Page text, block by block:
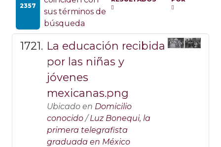
2357
sus términos de
búsqueda
La educación recibida
por las niñas y
jóvenes
mexicanas.png
Ubicado en Domicilio
conocido /Luz Bonequi, la
primera telegrafista
graduada en México